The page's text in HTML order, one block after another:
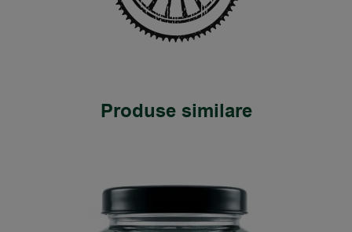
Produse similare